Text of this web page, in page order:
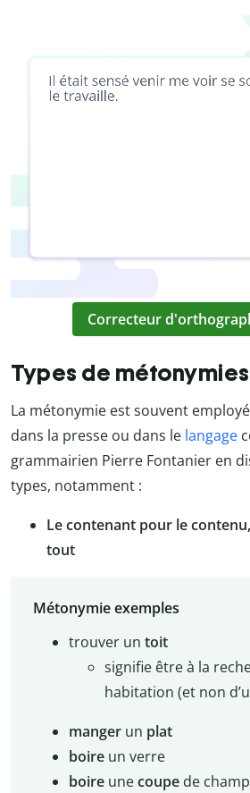
Correcteur
Types de métonymies
La métonymie est souvent
dans la presse ou dans le langage
grammairien Pierre Fontanier en
types, notamment :
Le contenant pour le
tout
Métonymie exemples
trouver un toit
signifie être à la
habitation (et non
mangerun plat
boireun verre
boire unecoupe de